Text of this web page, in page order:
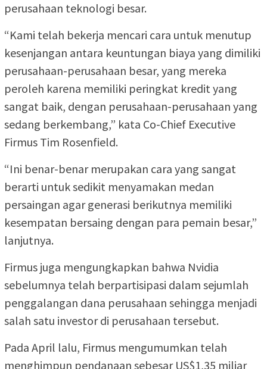
perusahaan teknologi besar.
“Kami telah bekerja mencari cara untuk menutup
kesenjangan antara keuntungan biaya yang dimiliki
perusahaan-perusahaan besar, yang mereka
peroleh karena memiliki peringkat kredit yang
sangat baik, dengan perusahaan-perusahaan yang
sedang berkembang,” kata Co-Chief Executive
Firmus Tim Rosenfield.
“Ini benar-benar merupakan cara yang sangat
berarti untuk sedikit menyamakan medan
persaingan agar generasi berikutnya memiliki
kesempatan bersaing dengan para pemain besar,”
lanjutnya.
Firmus juga mengungkapkan bahwa Nvidia
sebelumnya telah berpartisipasi dalam sejumlah
penggalangan dana perusahaan sehingga menjadi
salah satu investor di perusahaan tersebut.
Pada April lalu, Firmus mengumumkan telah
menghimpun pendanaan sebesar US$1,35 miliar